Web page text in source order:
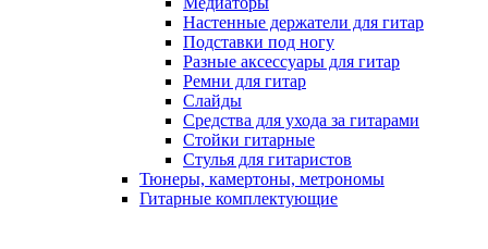
Настенные держатели для гитар
Подставки под ногу
Разные аксессуары для гитар
Ремни для гитар
Слайды
Средства для ухода за гитарами
Стойки гитарные
Стулья для гитаристов
Тюнеры, камертоны, метрономы
Гитарные комплектующие